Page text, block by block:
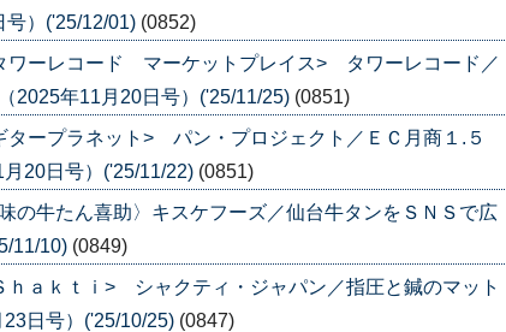
）('25/12/01) (0852)
ワーレコード マーケットプレイス> タワーレコード／
2025年11月20日号）('25/11/25) (0851)
ープラネット> パン・プロジェクト／ＥＣ月商１.５
20日号）('25/11/22) (0851)
の牛たん喜助〉キスケフーズ／仙台牛タンをＳＮＳで広
11/10) (0849)
ｈａｋｔｉ> シャクティ・ジャパン／指圧と鍼のマット
日号）('25/10/25) (0847)